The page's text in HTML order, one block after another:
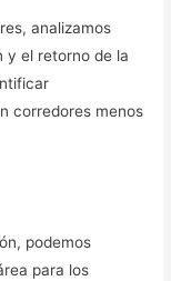
analizamos
y el retorno de la
corredores menos
podemos
para los